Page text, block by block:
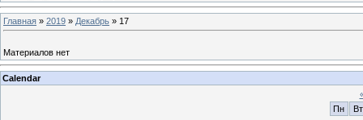
Главная » 2019 » Декабрь » 17
Материалов нет
Calendar
Пн
Вт